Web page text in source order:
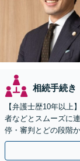
相続手続き
【弁護士歴10年以上
者などとスムーズに
停・審判とどの段階
ます【休日・夜間相